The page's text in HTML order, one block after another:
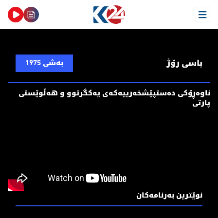
Open Menu
باسی رۆژ بەشی 1975
ناوه‌ڕۆكی ده‌ستپێشخه‌رییه‌كه‌ی یه‌كگرتوو و هه‌ڵوێستی
پارتی
نوێترین بەرنامەکان